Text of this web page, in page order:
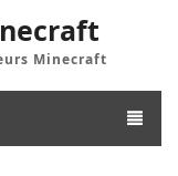
Minecraft